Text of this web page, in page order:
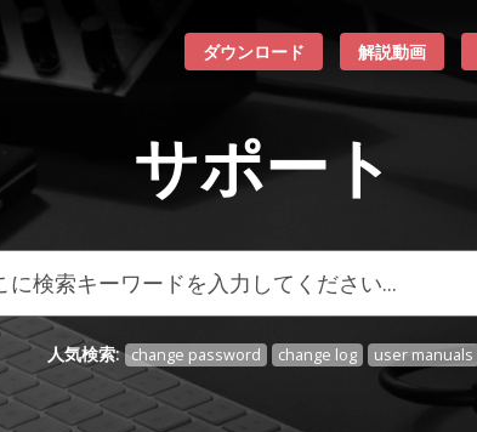
ダウンロード 解説動画
サポート
人気検索: change password change log user manuals